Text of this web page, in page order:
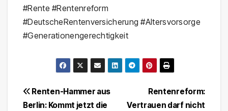
#Rente #Rentenreform
#DeutscheRentenversicherung #Altersvorsorge
#Generationengerechtigkeit
BeitragsnavigationRentenreform:
Vertrauen darf nicht
Renten-Hammer aus
Berlin: Kommt jetzt die